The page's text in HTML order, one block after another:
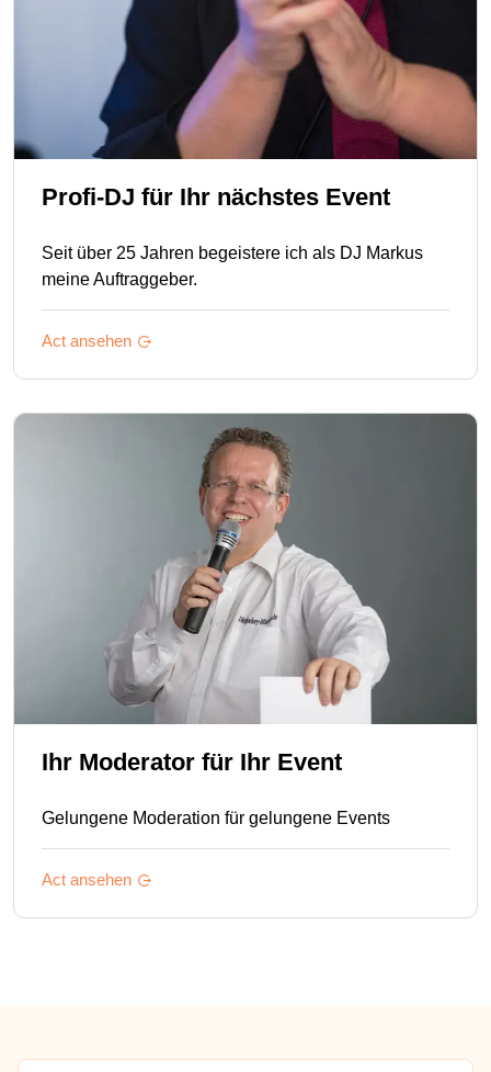
Profi-DJ für Ihr nächstes Event
Seit über 25 Jahren begeistere ich als DJ Markus
meine Auftraggeber.
Act ansehen
Ihr Moderator für Ihr Event
Gelungene Moderation für gelungene Events
Act ansehen